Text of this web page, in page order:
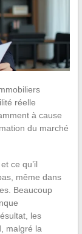
réelle
à cause
du marché
ce qu’il
même dans
Beaucoup
les
malgré la